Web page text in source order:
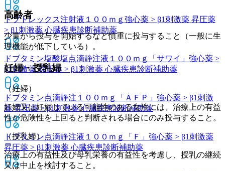
ドブトレックス注射液１００ｍｇ 強心薬 > β1刺激薬 昇圧薬
> β1刺激薬 心臓疾患診断補助薬
ドブタミン塩酸塩点滴静注液１００ｍｇ「サワイ」 強心薬 >
β1刺激薬 昇圧薬 > β1刺激薬 心臓疾患診断補助薬
ドブタミン点滴静注１００ｍｇ「ＡＦＰ」 強心薬 > β1刺激
薬 昇圧薬 > β1刺激薬 心臓疾患診断補助薬
ドブタミン点滴静注液１００ｍｇ「Ｆ」 強心薬 > β1刺激薬
昇圧薬 > β1刺激薬 心臓疾患診断補助薬
高齢者
少量から投与を開始するなど慎重に投与すること（一般に生
理機能が低下している）。
妊婦・授乳婦
（妊婦）
妊婦又は妊娠している可能性のある女性には、治療上の有益
性が危険性を上回ると判断される場合にのみ投与すること。
（授乳婦）
治療上の有益性及び母乳栄養の有益性を考慮し、授乳の継続
又は中止を検討すること。